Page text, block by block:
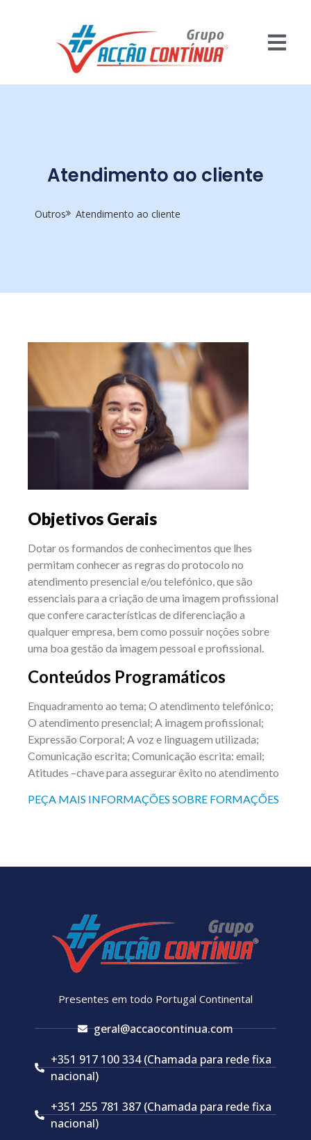
Atendimento ao cliente
Outros Atendimento ao cliente
Objetivos Gerais
Dotar os formandos de conhecimentos que lhes
permitam conhecer as regras do protocolo no
atendimento presencial e/ou telefónico, que são
essenciais para a criação de uma imagem profissional
que confere características de diferenciação a
qualquer empresa, bem como possuir noções sobre
uma boa gestão da imagem pessoal e profissional.
Conteúdos Programáticos
Enquadramento ao tema; O atendimento telefónico;
O atendimento presencial; A imagem profissional;
Expressão Corporal; A voz e linguagem utilizada;
Comunicação escrita; Comunicação escrita: email;
Atitudes –chave para assegurar êxito no atendimento
PEÇA MAIS INFORMAÇÕES SOBRE FORMAÇÕES
Presentes em todo Portugal Continental
geral@accaocontinua.com
+351 917 100 334 (Chamada para rede fixa
nacional)
+351 255 781 387 (Chamada para rede fixa
nacional)